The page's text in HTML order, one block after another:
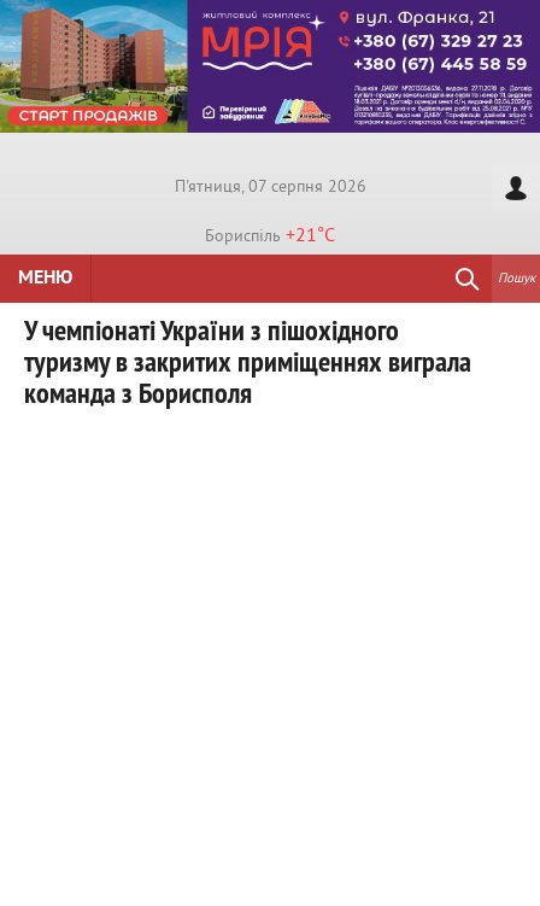
П'ятниця, 07 серпня 2026
Бориспiль +21°C
МЕНЮ
Пошук
У чемпіонаті України з пішохідного
туризму в закритих приміщеннях виграла
команда з Борисполя